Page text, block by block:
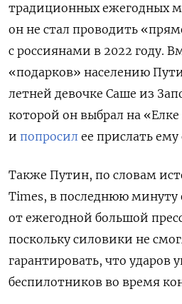
традиционных ежегодных
он не стал проводить
с россиянами в 2022 году.
«подарков» населению
летней девочке Саше из
которой он выбрал на
и попросил ее прислать ему
Также Путин, по словам
Times, в последнюю минуту
от ежегодной большой
поскольку силовики не
гарантировать, что ударов
беспилотников во время